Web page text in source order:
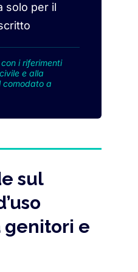
solo per il
i riferimenti
e alla
comodato a
sul
e